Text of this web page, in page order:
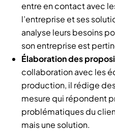
entre en contact avec
l’entreprise et ses
analyse leurs besoins
son entreprise est
Élaboration des
collaboration avec les
production, il rédige
mesure qui répondent
problématiques du
mais une solution.